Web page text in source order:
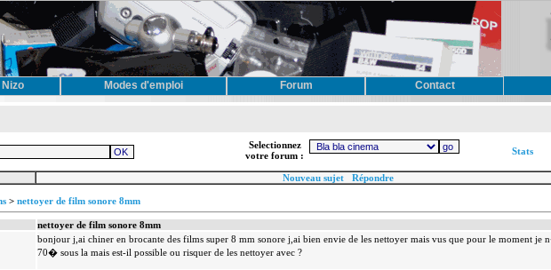
Modes d'emploi Forum Contact
Selectionnez
votre forum :
Stats
Nouveau sujet Répondre
> nettoyer de film sonore 8mm
nettoyer de film sonore 8mm
bonjour j,ai chiner en brocante des films super 8 mm sonore j,ai bien envie de les nettoyer mais vus que pour le moment
70� sous la mais est-il possible ou risquer de les nettoyer avec ?